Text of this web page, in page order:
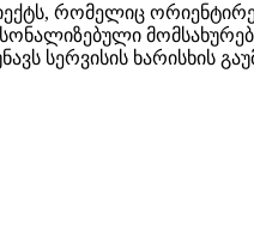
რომელიც
სერვისის ხარისხის